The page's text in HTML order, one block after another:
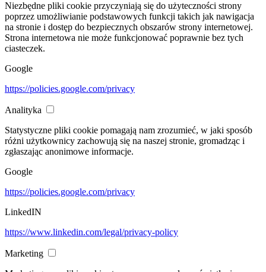
Niezbędne pliki cookie przyczyniają się do użyteczności strony
poprzez umożliwianie podstawowych funkcji takich jak nawigacja
na stronie i dostęp do bezpiecznych obszarów strony internetowej.
Strona internetowa nie może funkcjonować poprawnie bez tych
ciasteczek.
Google
https://policies.google.com/privacy
Analityka
Statystyczne pliki cookie pomagają nam zrozumieć, w jaki sposób
różni użytkownicy zachowują się na naszej stronie, gromadząc i
zgłaszając anonimowe informacje.
Google
https://policies.google.com/privacy
LinkedIN
https://www.linkedin.com/legal/privacy-policy
Marketing